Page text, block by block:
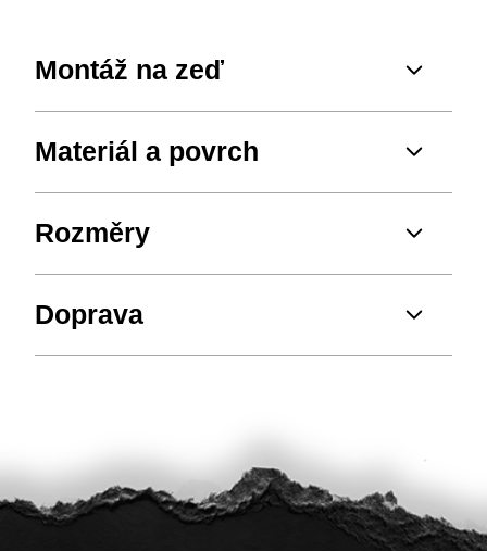
Montáž na zeď
Materiál a povrch
Rozměry
Doprava